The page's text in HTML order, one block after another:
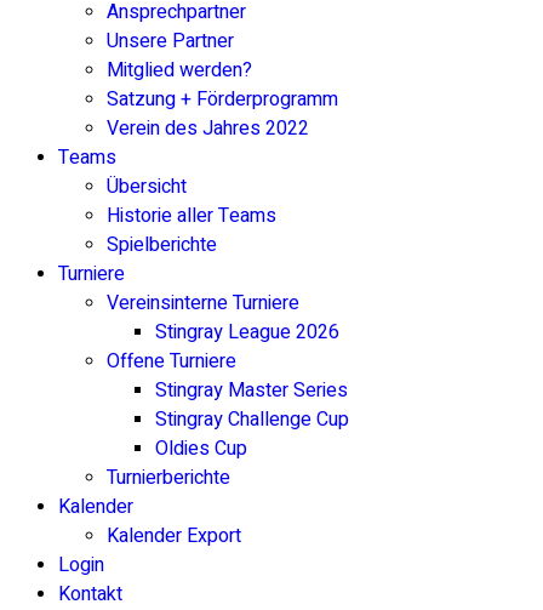
Ansprechpartner
Unsere Partner
Mitglied werden?
Satzung + Förderprogramm
Verein des Jahres 2022
Teams
Übersicht
Historie aller Teams
Spielberichte
Turniere
Vereinsinterne Turniere
Stingray League 2026
Offene Turniere
Stingray Master Series
Stingray Challenge Cup
Oldies Cup
Turnierberichte
Kalender
Kalender Export
Login
Kontakt